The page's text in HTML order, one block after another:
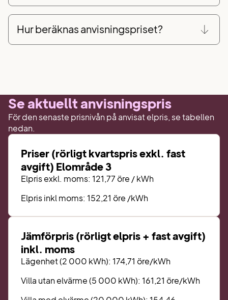
Hur beräknas anvisningspriset?
Se aktuellt anvisningspris
För den senaste prisnivån på anvisat elpris, se tabellen
nedan.
Priser (rörligt kvartspris exkl. fast
avgift) Elområde 3
Elpris exkl. moms: 121,77 öre / kWh
Elpris inkl moms: 152,21 öre /kWh
Jämförpris (rörligt elpris + fast avgift)
inkl. moms
Lägenhet (2 000 kWh): 174,71 öre/kWh
Villa utan elvärme (5 000 kWh): 161,21 öre/kWh